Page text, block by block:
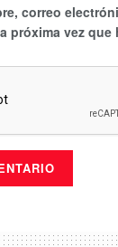
correo
próxima vez